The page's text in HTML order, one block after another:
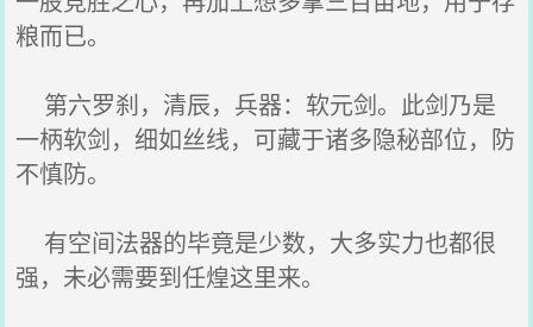
粮而已。
第六罗刹，清辰，兵器：软元剑。此剑乃是
一柄软剑，细如丝线，可藏于诸多隐秘部位，防
不慎防。
有空间法器的毕竟是少数，大多实力也都很
强，未必需要到任煌这里来。